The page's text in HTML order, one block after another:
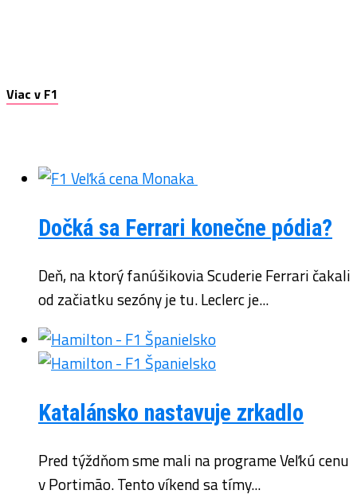
Viac v F1
Dočká sa Ferrari konečne pódia?
Deň, na ktorý fanúšikovia Scuderie Ferrari čakali
od začiatku sezóny je tu. Leclerc je...
Katalánsko nastavuje zrkadlo
Pred týždňom sme mali na programe Veľkú cenu
v Portimão. Tento víkend sa tímy...